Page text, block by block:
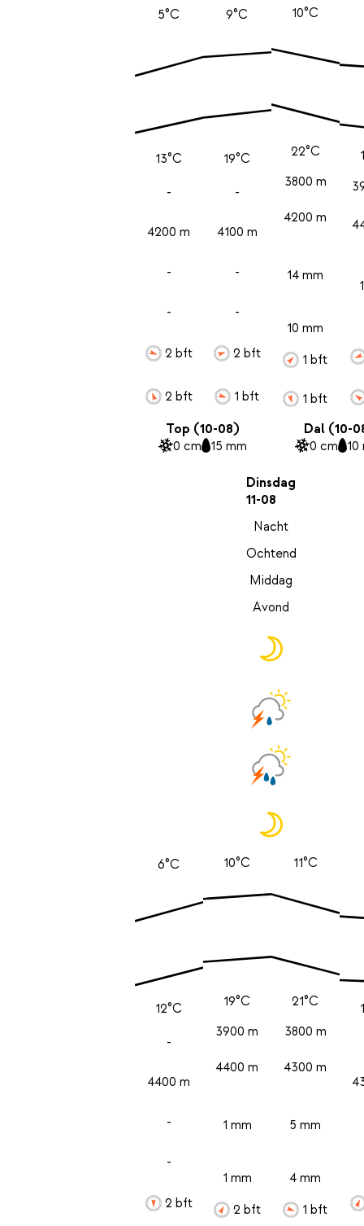
5°C
13°C
-
4200 m
-
-
2 bft
2 bft
9°C
19°C
-
4100 m
-
-
2 bft
1 bft
10°C
22°C
3800 m
4200 m
14 mm
10 mm
1 bft
1 bft
Top (10-08)
0 cm 15 mm
Dal (10-
0 cm 10
Dinsdag
11-08
Nacht
Ochtend
Middag
Avond
6°C
12°C
-
4400 m
-
-
2 bft
10°C
19°C
3900 m
4400 m
1 mm
1 mm
2 bft
11°C
21°C
3800 m
4300 m
5 mm
4 mm
1 bft